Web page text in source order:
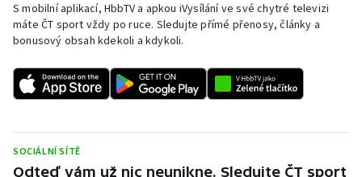
Ragby
Rychlobruslení
Short track
S mobilní aplikací, HbbTV a apkou iVysílání ve své chytré televizi
máte ČT sport vždy po ruce. Sledujte přímé přenosy, články a
bonusový obsah kdekoli a kdykoli.
SOCIÁLNÍ SÍTĚ
Odteď vám už nic neunikne. Sledujte ČT sport